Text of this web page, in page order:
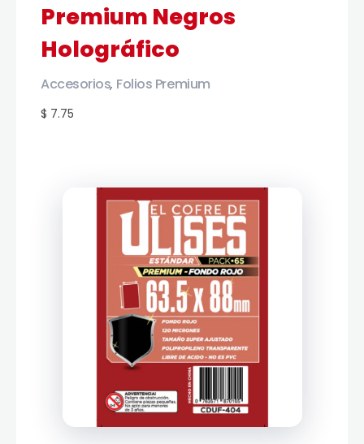
Premium Negros
Holográfico
$ 7.75
Accesorios, Folios Premium